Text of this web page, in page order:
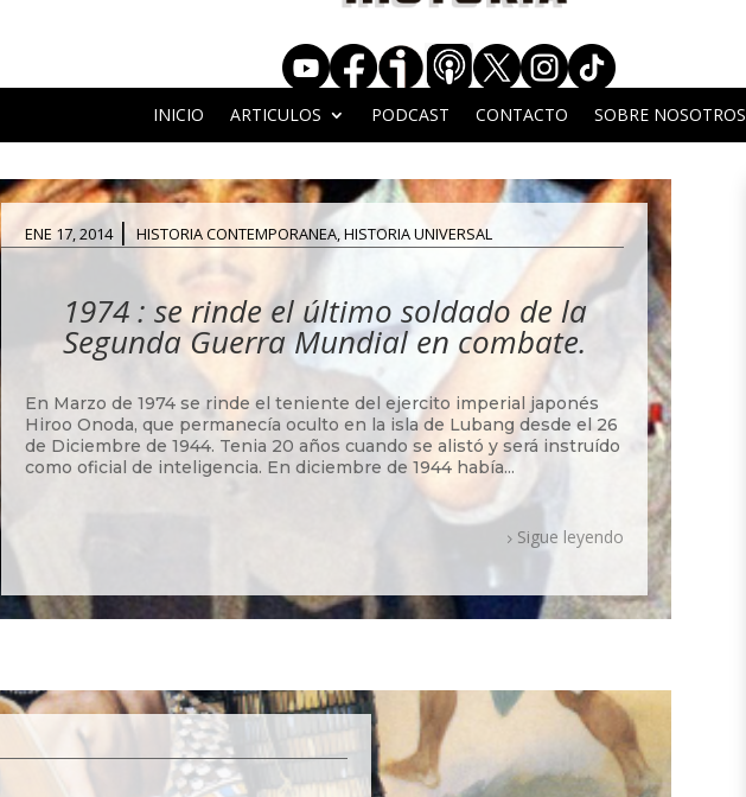
INICIO ARTICULOS PODCAST CONTACTO SOBRE NOSOTROS
ENE 17, 2014 |HISTORIA CONTEMPORANEA,HISTORIA UNIVERSAL
1974 : se rinde el último soldado de la
Segunda Guerra Mundial en combate.
En Marzo de 1974 se rinde el teniente del ejercito imperial japonés
Hiroo Onoda, que permanecía oculto en la isla de Lubang desde el 26
de Diciembre de 1944. Tenia 20 años cuando se alistó y será instruído
como oficial de inteligencia. En diciembre de 1944 había...
Sigue leyendo